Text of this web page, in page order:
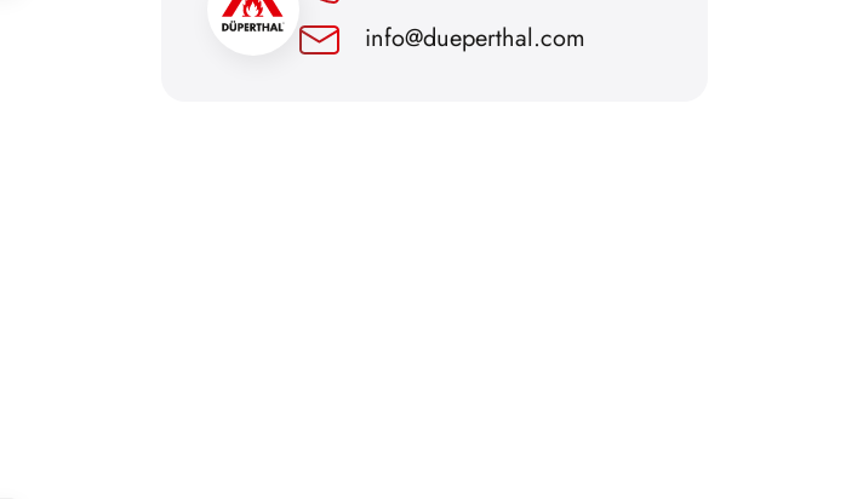
info@dueperthal.com